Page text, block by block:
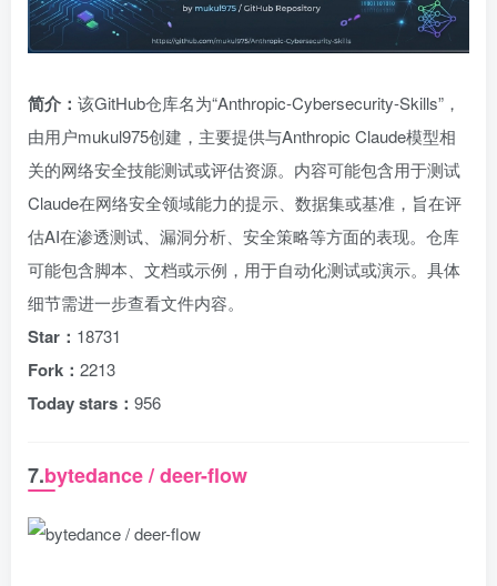
简介： 该GitHub仓库名为“Anthropic-Cybersecurity-Skills”，
由用户mukul975创建，主要提供与Anthropic Claude模型相
关的网络安全技能测试或评估资源。内容可能包含用于测试
Claude在网络安全领域能力的提示、数据集或基准，旨在评
估AI在渗透测试、漏洞分析、安全策略等方面的表现。仓库
可能包含脚本、文档或示例，用于自动化测试或演示。具体
细节需进一步查看文件内容。
Star： 18731
Fork： 2213
Today stars： 956
7.bytedance / deer-flow